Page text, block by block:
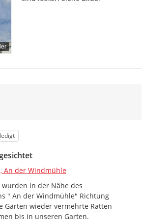
An der Windmühle
in der Nähe des
" An der Windmühle" Richtung
Gärten wieder vermehrte Ratten
bis in unseren Garten.